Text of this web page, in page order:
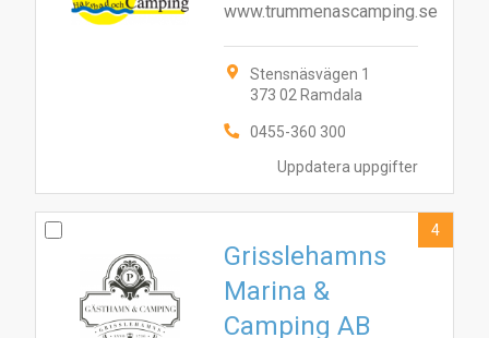
Uppdatera uppgifter
www.trummenascamping.se
Stensnäsvägen 1
373 02 Ramdala
0455-360 300
Grisslehamns
Marina &
Camping AB
4